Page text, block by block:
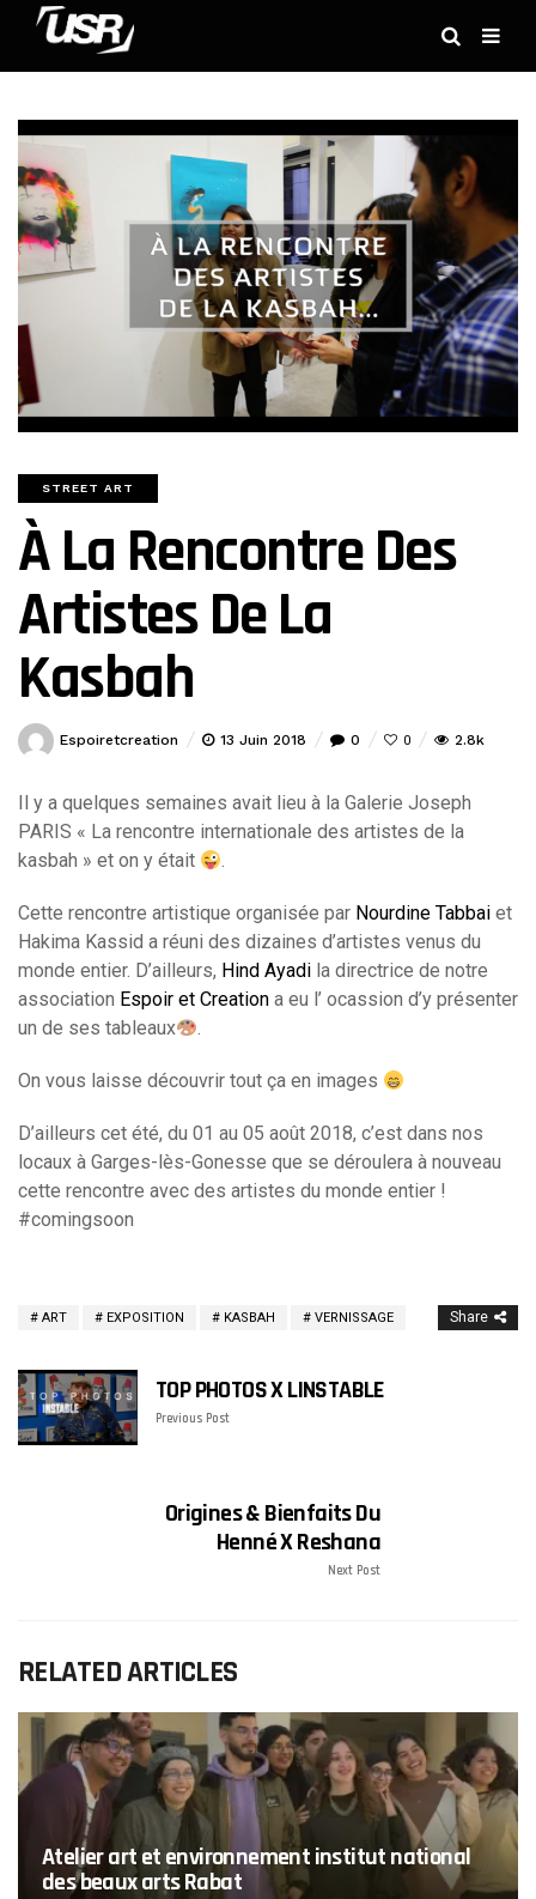
STREET ART
À La Rencontre Des
Artistes De La
Kasbah
Espoiretcreation 13 Juin 2018 0 0 2.8k
Il y a quelques semaines avait lieu à la Galerie Joseph
PARIS « La rencontre internationale des artistes de la
kasbah » et on y était
.
Cette rencontre artistique organisée par Nourdine Tabbai et
Hakima Kassid a réuni des dizaines d’artistes venus du
monde entier. D’ailleurs, Hind Ayadi la directrice de notre
association Espoir et Creation a eu l’ ocassion d’y présenter
un de ses tableaux
.
On vous laisse découvrir tout ça en images
D’ailleurs cet été, du 01 au 05 août 2018, c’est dans nos
locaux à Garges-lès-Gonesse que se déroulera à nouveau
cette rencontre avec des artistes du monde entier !
#comingsoon
ART EXPOSITION KASBAH VERNISSAGE Share
TOP PHOTOS X LINSTABLE
Previous Post
Origines & Bienfaits Du
Henné X Reshana
Next Post
RELATED ARTICLES
Atelier art et environnement institut national
des beaux arts Rabat